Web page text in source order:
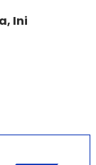
Ini